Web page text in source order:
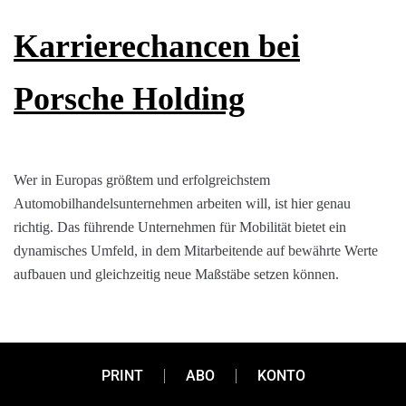
Porsche Holding
Automobilhandelsunternehmen arbeiten will, ist hier genau
richtig. Das führende Unternehmen für Mobilität bietet ein
dynamisches Umfeld, in dem Mitarbeitende auf bewährte Werte
aufbauen und gleichzeitig neue Maßstäbe setzen können.
PRINT ABO KONTO